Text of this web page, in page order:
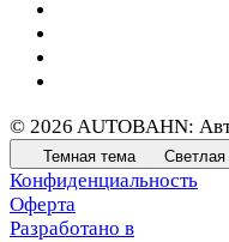
© 2026 AUTOBAHN:
Темная тема Светлая
Конфиденциальность
Оферта
Разработано в